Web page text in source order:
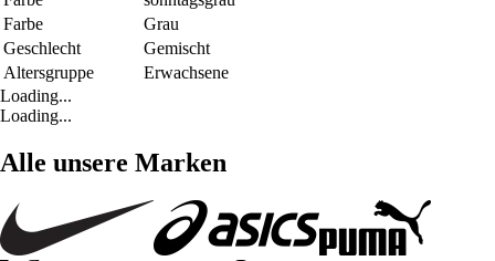
Farbe
Grau
Geschlecht
Gemischt
Altersgruppe
Erwachsene
Loading...
Loading...
Alle unsere Marken